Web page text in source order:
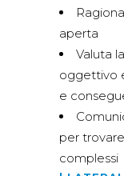
aperta
Valuta
oggettivo
e
per
complessi